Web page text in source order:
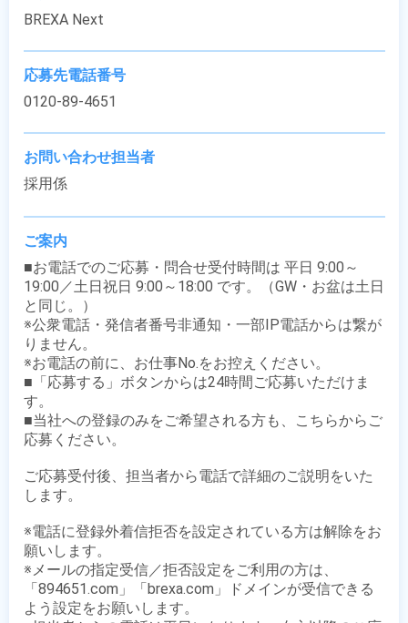
BREXA Next
応募先電話番号
0120-89-4651
お問い合わせ担当者
採用係
ご案内
■お電話でのご応募・問合せ受付時間は 平日 9:00～
19:00／土日祝日 9:00～18:00 です。（GW・お盆は土日
と同じ。）
※公衆電話・発信者番号非通知・一部IP電話からは繋が
りません。
※お電話の前に、お仕事No.をお控えください。
■「応募する」ボタンからは24時間ご応募いただけま
す。
■当社への登録のみをご希望される方も、こちらからご
応募ください。
ご応募受付後、担当者から電話で詳細のご説明をいた
します。
※電話に登録外着信拒否を設定されている方は解除をお
願いします。
※メールの指定受信／拒否設定をご利用の方は、
「894651.com」「brexa.com」ドメインが受信できる
よう設定をお願いします。